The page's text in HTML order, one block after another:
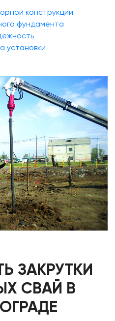
конструкции
фундамента
установки
ЗАКРУТКИ
СВАЙ В